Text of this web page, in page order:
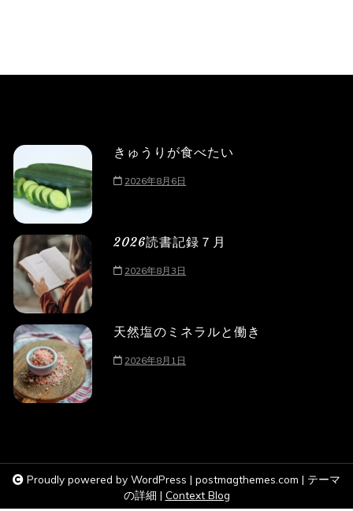
きゅうりが食べたい
2026年8月6日
2026読書記録７月
2026年8月3日
天然塩のミネラルと働き
2026年8月1日
Proudly powered by WordPress | postmagthemes.com | テーマ
の詳細 | Context Blog